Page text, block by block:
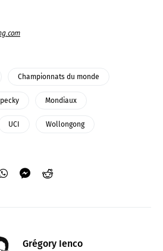
Championnats du monde
Mondiaux
UCI Wollongong
Grégory Ienco